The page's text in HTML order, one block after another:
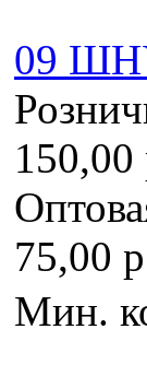
09
150,00
75,00
Мин.